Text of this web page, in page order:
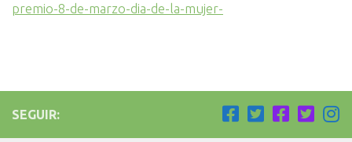
premio-8-de-marzo-dia-de-la-mujer-
SEGUIR: